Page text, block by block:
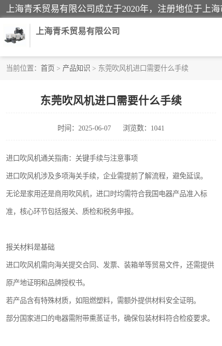
上海青禾贸易有限公司
当前位置： 首页 > 产品知识 > 东莞吹风机进口需要什么手续
东莞吹风机进口需要什么手续
时间：2025-06-07 浏览数：1041
进口吹风机通关指南：关键手续与注意事项
进口吹风机涉及多项海关手续，企业需提前了解流程，避免延误。
无论是家用还是商用吹风机，进口时均需符合我国电器产品准入标
准，核心环节包括报关、质检和税务申报。
报关材料是基础
进口吹风机需向海关提交合同、发票、装箱单等贸易文件，还需提供
原产地证明和品牌授权书。
若产品含有特殊材质，如阻燃塑料，需额外提供材料安全证明。
部分国家进口的电器需附带熏蒸证书，确保包装材料符合检疫要求。
家用电器报关
国际灯具清关